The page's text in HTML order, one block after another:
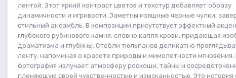
лентой. Этот яркий контраст цветов и текстур добавляет образу
динамичности и игривости. Заметны изящные черные чулки,
стильный ансамбль. В композиции присутствует эффектный
глубокого рубинового камня, словно капля крови, придающая
драматизма и глубины. Стебли тюльпанов деликатно
ленту, напоминая о красоте природы и мимолетности мгновения.
фотография излучает атмосферу роскоши, тайны и
пленяющую своей чувственностью и изысканностью. Это история